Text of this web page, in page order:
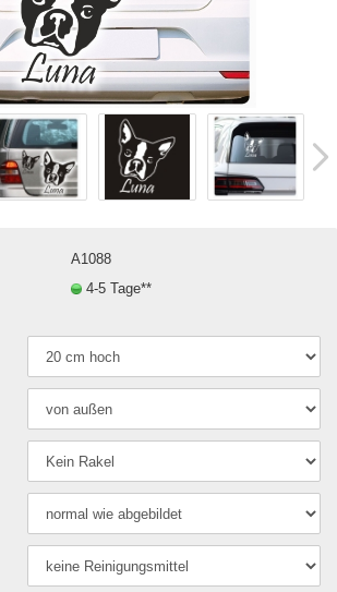
A1088
4-5 Tage**